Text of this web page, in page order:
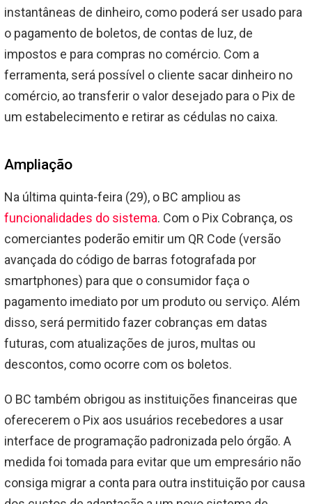
instantâneas de dinheiro, como poderá ser usado para
o pagamento de boletos, de contas de luz, de
impostos e para compras no comércio. Com a
ferramenta, será possível o cliente sacar dinheiro no
comércio, ao transferir o valor desejado para o Pix de
um estabelecimento e retirar as cédulas no caixa.
Ampliação
Na última quinta-feira (29), o BC ampliou as
funcionalidades do sistema. Com o Pix Cobrança, os
comerciantes poderão emitir um QR Code (versão
avançada do código de barras fotografada por
smartphones) para que o consumidor faça o
pagamento imediato por um produto ou serviço. Além
disso, será permitido fazer cobranças em datas
futuras, com atualizações de juros, multas ou
descontos, como ocorre com os boletos.
O BC também obrigou as instituições financeiras que
oferecerem o Pix aos usuários recebedores a usar
interface de programação padronizada pelo órgão. A
medida foi tomada para evitar que um empresário não
consiga migrar a conta para outra instituição por causa